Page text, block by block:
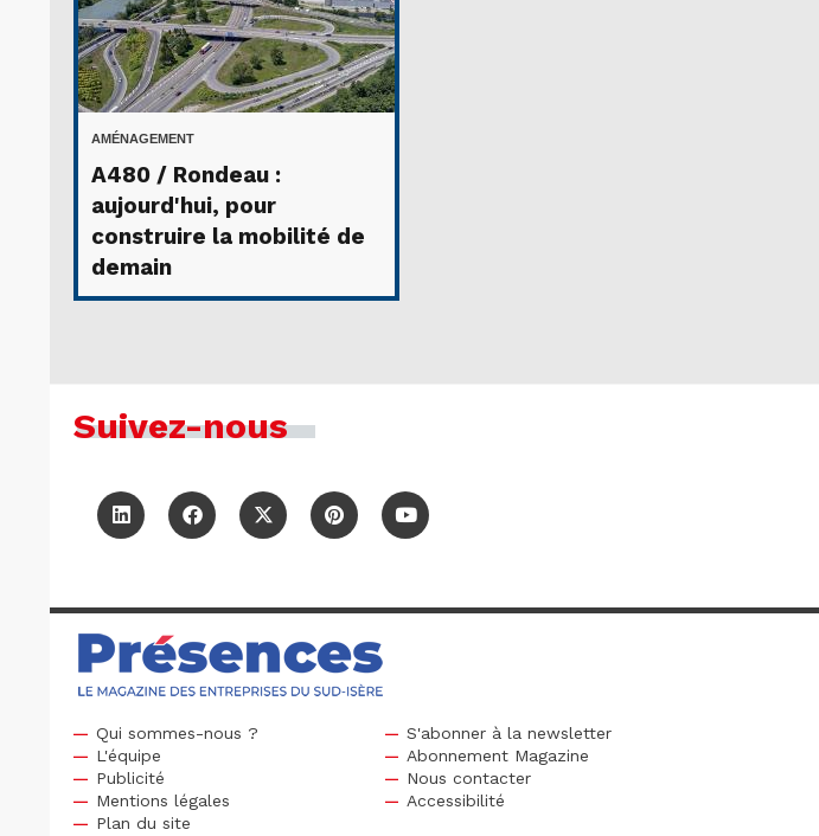
AMÉNAGEMENT
A480 / Rondeau :
aujourd'hui, pour
construire la mobilité de
demain
Suivez-nous
Qui sommes-nous ?
L'équipe
Publicité
S'abonner à la newsletter
Abonnement Magazine
Nous contacter
Mentions légales
Plan du site
Accessibilité